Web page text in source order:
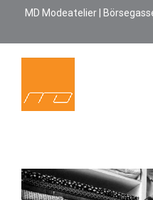
MD Modeatelier |